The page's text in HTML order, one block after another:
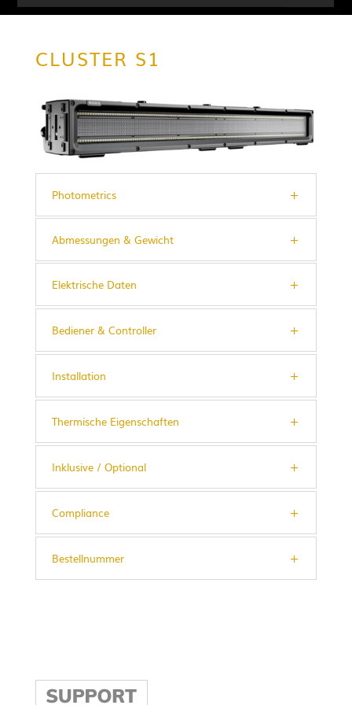
CLUSTER S1
Photometrics
Abmessungen & Gewicht
Elektrische Daten
Bediener & Controller
Installation
Thermische Eigenschaften
Inklusive / Optional
Compliance
Bestellnummer